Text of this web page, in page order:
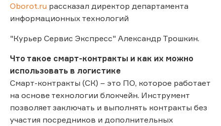
Oborot.ru рассказал директор департамента
информационных технологий
"Курьер Сервис Экспресс" Александр Трошкин.
Что такое смарт-контракты и как их можно
использовать в логистике
Смарт-контракты (СК) – это ПО, которое работает
на основе технологии блокчейн. Инструмент
позволяет заключать и выполнять контракты без
участия посредников и дополнительных